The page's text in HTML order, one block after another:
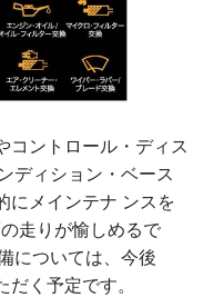
コントロール・ディス
ディション・ベース
にメインテナ ンスを
走りが愉しめるで
については、今後
く予定です。